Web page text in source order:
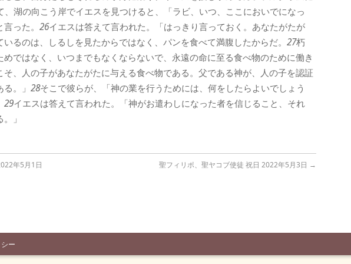
、湖の向こう岸でイエスを見つけると、「ラビ、いつ、ここにおいでになっ
った。 26イエスは答えて言われた。「はっきり言っておく。あなたがたが
るのは、しるしを見たからではなく、パンを食べて満腹したからだ。 27朽
めではなく、いつまでもなくならないで、永遠の命に至る食べ物のために働き
そ、人の子があなたがたに与える食べ物である。父である神が、人の子を認証
。」 28そこで彼らが、「神の業を行うためには、何をしたらよいでしょう
29イエスは答えて言われた。「神がお遣わしになった者を信じること、それ
」
年5月1日 聖フィリポ、聖ヤコブ使徒 祝日 2022年5月3日 →
ー